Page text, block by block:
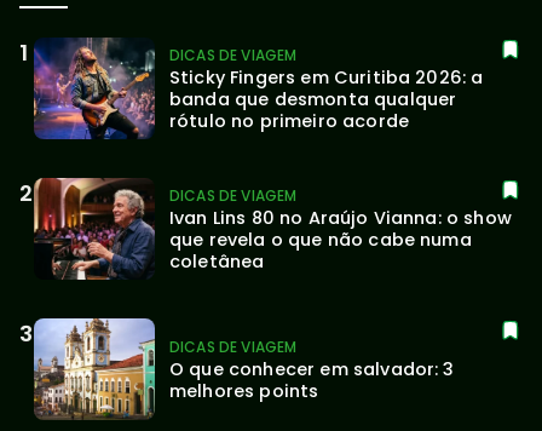
DICAS DE VIAGEM
Sticky Fingers em Curitiba 2026: a
banda que desmonta qualquer
rótulo no primeiro acorde
DICAS DE VIAGEM
Ivan Lins 80 no Araújo Vianna: o show
que revela o que não cabe numa
coletânea
DICAS DE VIAGEM
O que conhecer em salvador: 3
melhores points